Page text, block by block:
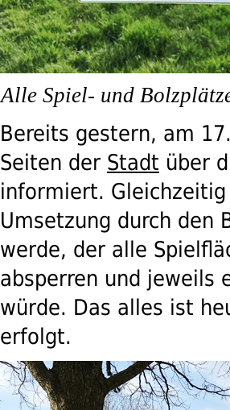
Alle Spiel- und
Bereits gestern, am
Seiten der Stadt über
informiert.
Umsetzung durch den
werde, der alle
absperren und jeweils
würde. Das alles ist
erfolgt.